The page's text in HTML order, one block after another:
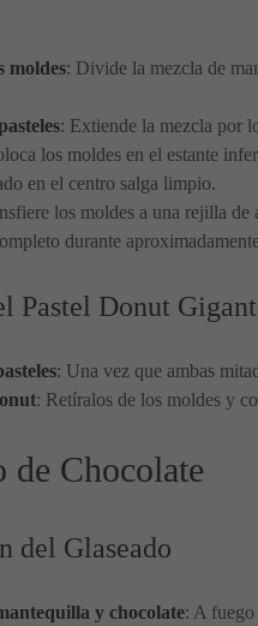
moldes: Divide la mezcla de
: Extiende la mezcla por
los moldes en el estante
en el centro salga limpio.
los moldes a una rejilla
durante
Pastel Donut
: Una vez que ambas
: Retíralos de los moldes y
de Chocolate
del Glaseado
y chocolate: A fuego